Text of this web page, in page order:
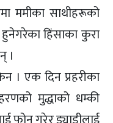
ममीका साथीहरूको
हिंसाका कुरा
।
। एक दिन प्रहरीका
मुद्धाको धम्की